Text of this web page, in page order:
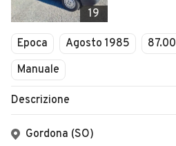
Sabato
Chiuso
Domenica
Chiuso
19
Epoca Agosto 1985
Manuale
Descrizione
Gordona (SO)